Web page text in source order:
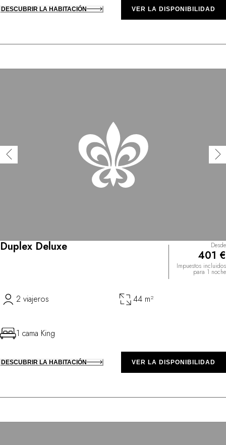
DESCUBRIR LA HABITACIÓN VER LA DISPONIBILIDAD
Duplex Deluxe Desde
401 €
Impuestos incluidos
para 1 noche
2 viajeros 44 m²
1 cama King
DESCUBRIR LA HABITACIÓN VER LA DISPONIBILIDAD